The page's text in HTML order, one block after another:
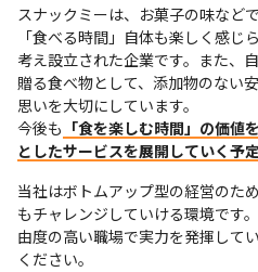
スナックミーは、お菓子の味など
「食べる時間」自体も楽しく感じ
考え設立された企業です。また、
贈る食べ物として、添加物のない
思いを大切にしています。
今後も 「食を楽しむ時間」の価値
としたサービスを展開していく予定
当社はボトムアップ型の経営のた
もチャレンジしていける環境です
由度の高い職場で実力を発揮して
ください。